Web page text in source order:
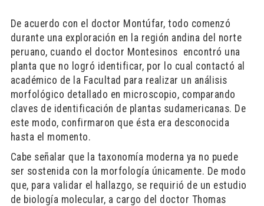
De acuerdo con el doctor Montúfar, todo comenzó
durante una exploración en la región andina del norte
peruano, cuando el doctor Montesinos encontró una
planta que no logró identificar, por lo cual contactó al
académico de la Facultad para realizar un análisis
morfológico detallado en microscopio, comparando
claves de identificación de plantas sudamericanas. De
este modo, confirmaron que ésta era desconocida
hasta el momento.
Cabe señalar que la taxonomía moderna ya no puede
ser sostenida con la morfología únicamente. De modo
que, para validar el hallazgo, se requirió de un estudio
de biología molecular, a cargo del doctor Thomas